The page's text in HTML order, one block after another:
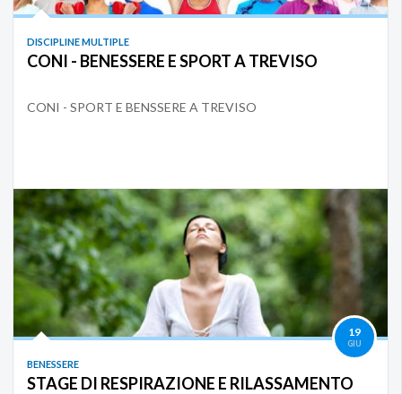
DISCIPLINE MULTIPLE
CONI - BENESSERE E SPORT A TREVISO
CONI - SPORT E BENSSERE A TREVISO
19
GIU
BENESSERE
STAGE DI RESPIRAZIONE E RILASSAMENTO